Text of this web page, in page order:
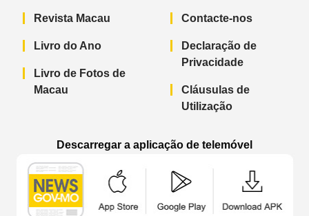
Revista Macau
Livro do Ano
Livro de Fotos de
Macau
Contacte-nos
Declaração de
Privacidade
Cláusulas de
Utilização
Descarregar a aplicação de telemóvel